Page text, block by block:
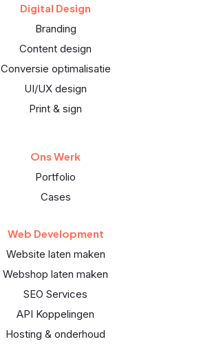
Digital Design
Branding
Content design
Conversie optimalisatie
UI/UX design
Print & sign
Ons Werk
Portfolio
Cases
Web Development
Website laten maken
Webshop laten maken
SEO Services
API Koppelingen
Hosting & onderhoud